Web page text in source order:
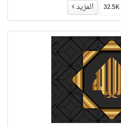
32.5K المزيد